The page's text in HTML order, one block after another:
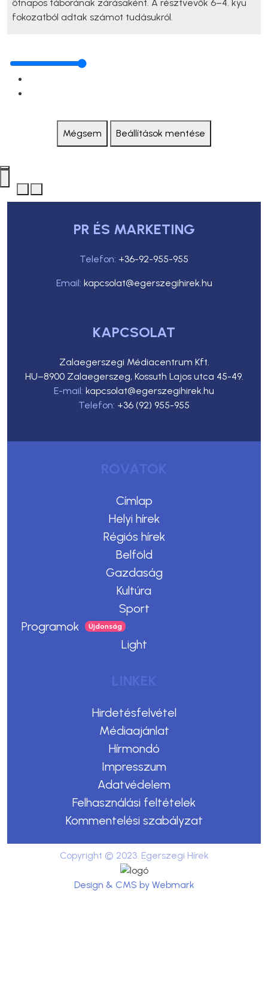
ötnapos táborának zárásaként. A résztvevők 6–4. kyu
fokozatból adtak számot tudásukról.
Mégsem Beállítások mentése
PR ÉS MARKETING
Telefon: +36-92-955-955
Email: kapcsolat@egerszegihirek.hu
KAPCSOLAT
Zalaegerszegi Médiacentrum Kft.
HU–8900 Zalaegerszeg, Kossuth Lajos utca 45-49.
E-mail: kapcsolat@egerszegihirek.hu
Telefon: +36 (92) 955-955
ROVATOK
Címlap
Helyi hírek
Régiós hírek
Belföld
Gazdaság
Kultúra
Sport
Programok
Light
LINKEK
Hirdetésfelvétel
Médiaajánlat
Hírmondó
Impresszum
Adatvédelem
Felhasználási feltételek
Kommentelési szabályzat
Copyright © 2023. Egerszegi Hírek
Design & CMS by Webmark